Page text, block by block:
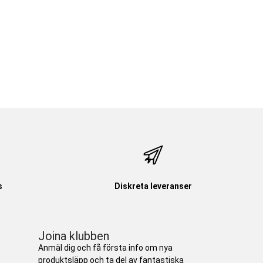
Diskreta leveranser
Joina klubben
Anmäl dig och få första info om nya
produktsläpp och ta del av fantastiska